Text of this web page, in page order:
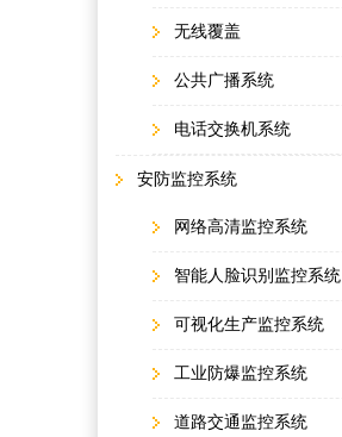
无线覆盖
公共广播系统
电话交换机系统
安防监控系统
网络高清监控系统
智能人脸识别监控系统
可视化生产监控系统
工业防爆监控系统
道路交通监控系统